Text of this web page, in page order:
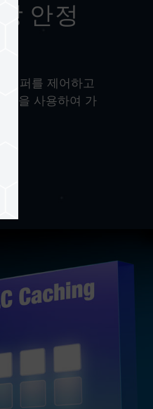
안정
이퍼를 제어하고
션을 사용하여 가